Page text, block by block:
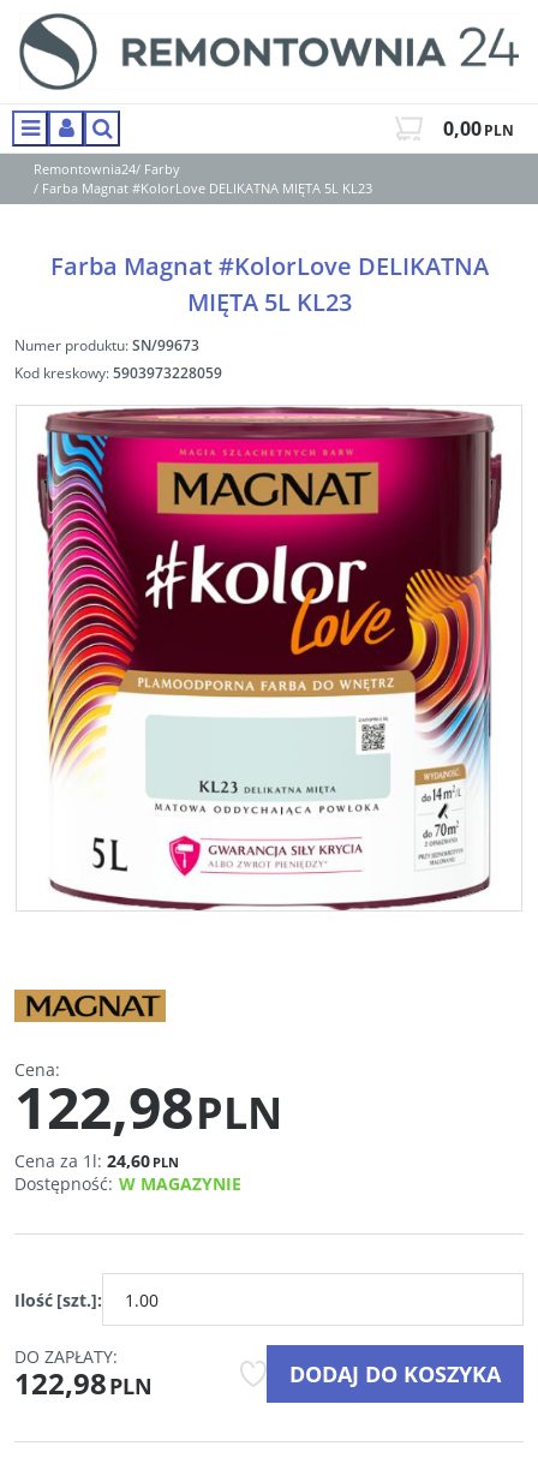
MenuPanelSzukaj 0,00PLN
Remontownia24/ Farby
/ Farba Magnat #KolorLove DELIKATNA MIĘTA 5L KL23
Farba Magnat #KolorLove DELIKATNA
MIĘTA 5L KL23
Numer produktu:SN/99673
Kod kreskowy:5903973228059
Cena:
122,98PLN
Cena za 1l: 24,60 PLN
Dostępność: W MAGAZYNIE
Ilość [szt.]:
DO ZAPŁATY:
122,98PLN DODAJ DO KOSZYKA